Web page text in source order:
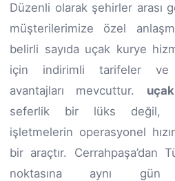
Düzenli olarak şehirler arası
müşterilerimize özel
belirli sayıda uçak kurye
için indirimli tarifeler ve
avantajları mevcuttur.
seferlik bir lüks değil,
işletmelerin operasyonel
bir araçtır. Cerrahpaşa’dan
noktasına aynı gün